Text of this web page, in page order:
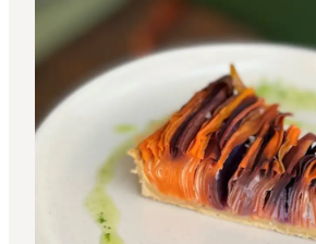
Inspiratie
Bestemmingen
Wat te doen
Accommodaties
Plan je reis